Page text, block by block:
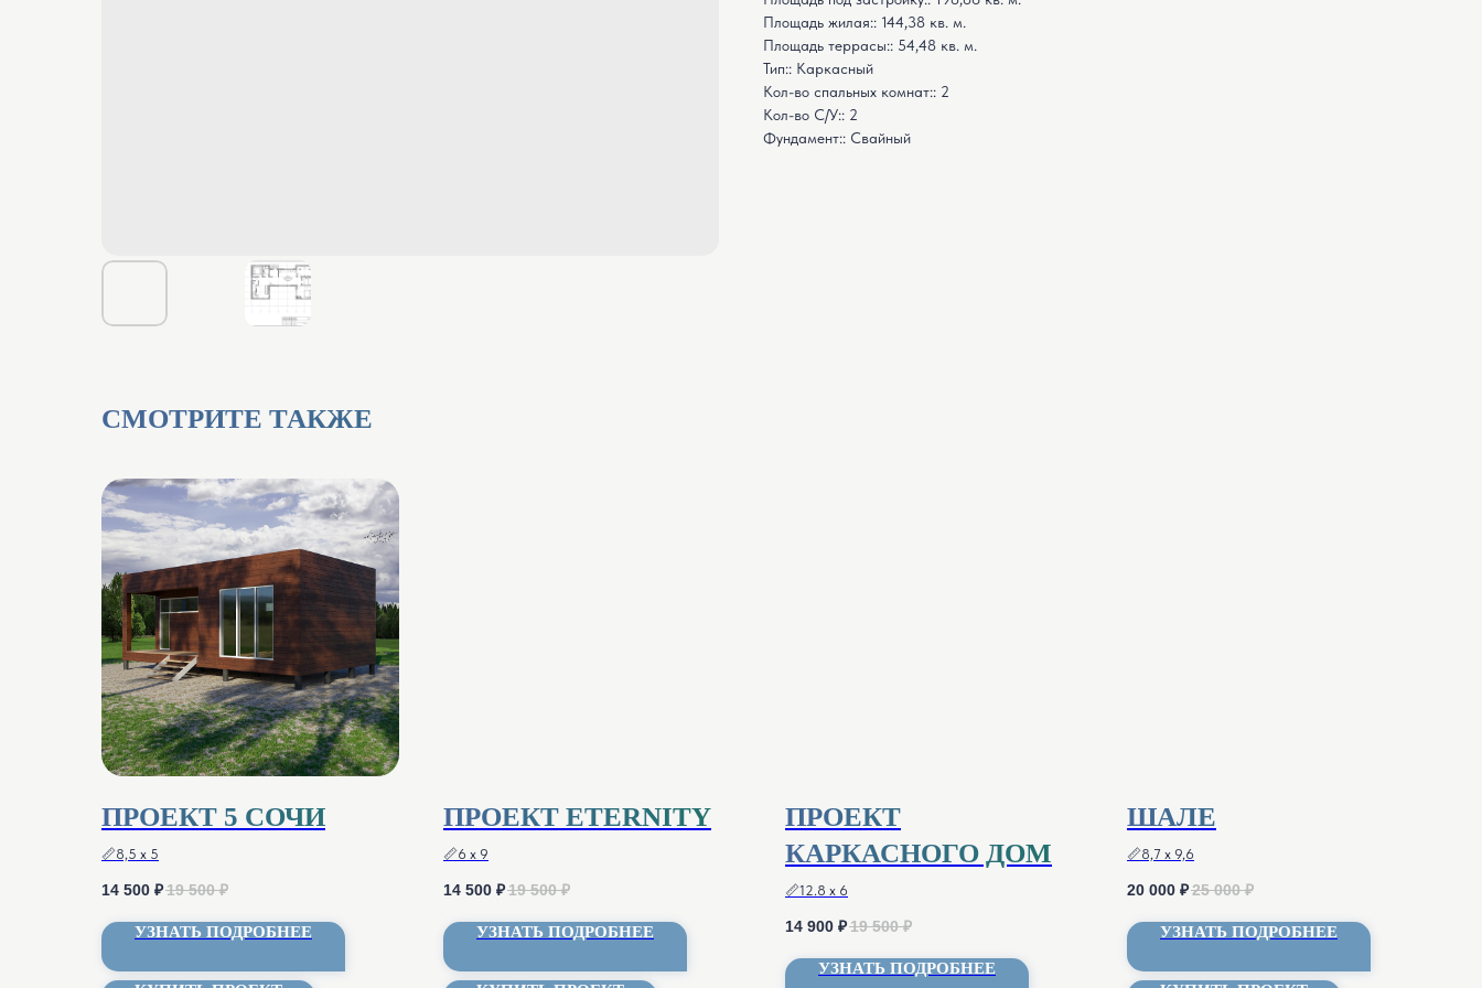
Площадь жилая:: 144,38 кв. м.
Площадь террасы:: 54,48 кв. м.
Тип:: Каркасный
Кол-во спальных комнат:: 2
Кол-во С/У:: 2
Фундамент:: Свайный
СМОТРИТЕ ТАКЖЕ
ПРОЕКТ 5 СОЧИ
📏8,5 х 5
14 500 ₽19 500 ₽
УЗНАТЬ ПОДРОБНЕЕ
ПРОЕКТ ETERNITY
📏6 х 9
14 500 ₽19 500 ₽
УЗНАТЬ ПОДРОБНЕЕ
ПРОЕКТ
КАРКАСНОГО ДОМА
BELSTROY
📏12.8 x 6
14 900 ₽19 500 ₽
УЗНАТЬ ПОДРОБНЕЕ
ШАЛЕ
📏8,7 х 9,6
20 000 ₽25 000 ₽
УЗНАТЬ ПОДРОБНЕЕ